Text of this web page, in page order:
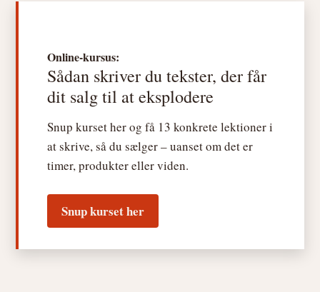
Online-kursus:
Sådan skriver du tekster, der får
dit salg til at eksplodere
Snup kurset her og få 13 konkrete lektioner i
at skrive, så du sælger – uanset om det er
timer, produkter eller viden.
Snup kurset her